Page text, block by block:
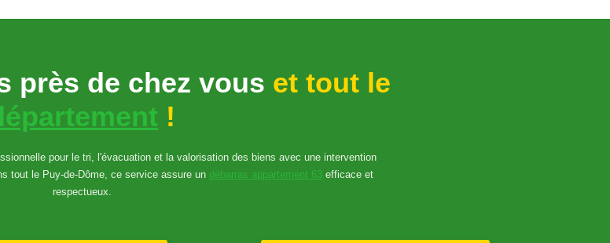
près de chez vous et tout le
!
pour le tri, l'évacuation et la valorisation des biens avec une intervention
tout le Puy-de-Dôme, ce service assure un débarras appartement 63 efficace et
respectueux.